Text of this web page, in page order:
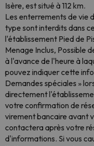
Isère, est situé à 112 km.
Les enterrements de vie
type sont interdits dans
l'établissement Pied de
Menage Inclus, Possible
à l'avance de l'heure à
pouvez indiquer cette
Demandes spéciales »
directement
votre confirmation de
virement bancaire avant
contactera après votre
d'informations. Si vous